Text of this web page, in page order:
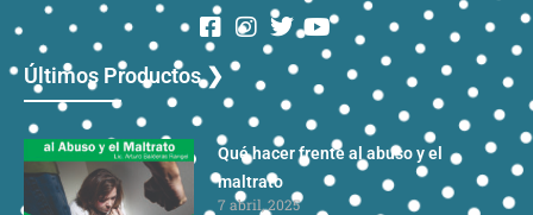
Últimos Productos ❯
Qué hacer frente al abuso y el
maltrato
7 abril, 2025